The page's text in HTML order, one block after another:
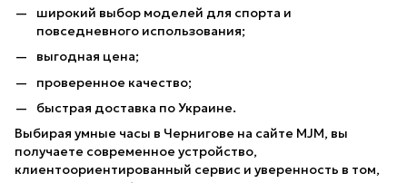
широкий выбор моделей для спорта и
повседневного использования;
выгодная цена;
проверенное качество;
быстрая доставка по Украине.
Выбирая умные часы в Чернигове на сайте MJM, вы
получаете современное устройство,
клиентоориентированный сервис и уверенность в том,